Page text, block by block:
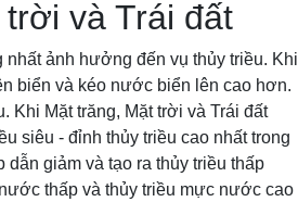
và Trái đất
ảnh hưởng đến vụ thủy triều. Khi
biển và kéo nước biển lên cao hơn.
Mặt trăng, Mặt trời và Trái đất
siêu - đỉnh thủy triều cao nhất trong
giảm và tạo ra thủy triều thấp
thấp và thủy triều mực nước cao